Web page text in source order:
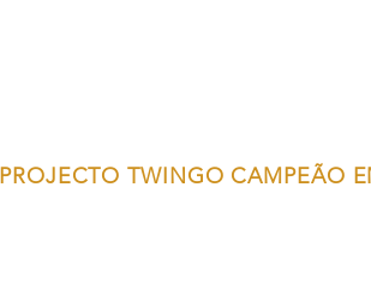
PROJECTO TWINGO CAMPEÃO